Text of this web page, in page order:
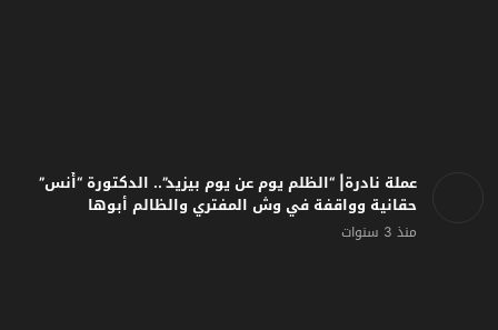
عملة نادرة| “الظلم يوم عن يوم بيزيد”.. الدكتورة “أُنس”
حقانية وواقفة في وش المفتري والظالم أبوها
منذ 3 سنوات